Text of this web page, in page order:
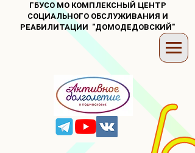
ГБУСО МО КОМПЛЕКСНЫЙ ЦЕНТР
СОЦИАЛЬНОГО ОБСЛУЖИВАНИЯ И
РЕАБИЛИТАЦИИ "ДОМОДЕДОВСКИЙ"